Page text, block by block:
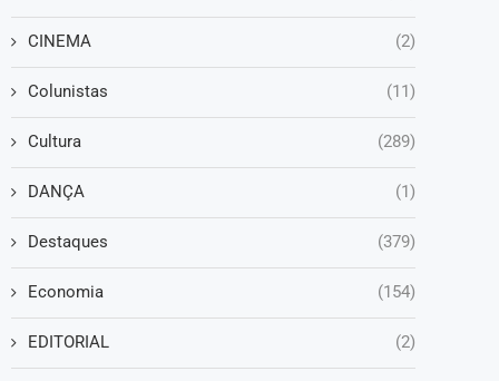
CINEMA (2)
Colunistas (11)
Cultura (289)
DANÇA (1)
Destaques (379)
Economia (154)
EDITORIAL (2)